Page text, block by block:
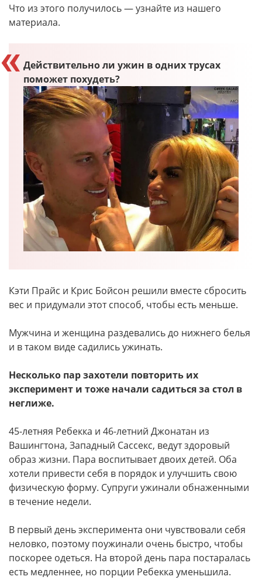
Что из этого получилось — узнайте из нашего
материала.
Действительно ли ужин в одних трусах
поможет похудеть?
Кэти Прайс и Крис Бойсон решили вместе сбросить
вес и придумали этот способ, чтобы есть меньше.
Мужчина и женщина раздевались до нижнего белья
и в таком виде садились ужинать.
Несколько пар захотели повторить их
эксперимент и тоже начали садиться за стол в
неглиже.
45-летняя Ребекка и 46-летний Джонатан из
Вашингтона, Западный Сассекс, ведут здоровый
образ жизни. Пара воспитывает двоих детей. Оба
хотели привести себя в порядок и улучшить свою
физическую форму. Супруги ужинали обнаженными
в течение недели.
В первый день эксперимента они чувствовали себя
неловко, поэтому поужинали очень быстро, чтобы
поскорее одеться. На второй день пара постаралась
есть медленнее, но порции Ребекка уменьшила.